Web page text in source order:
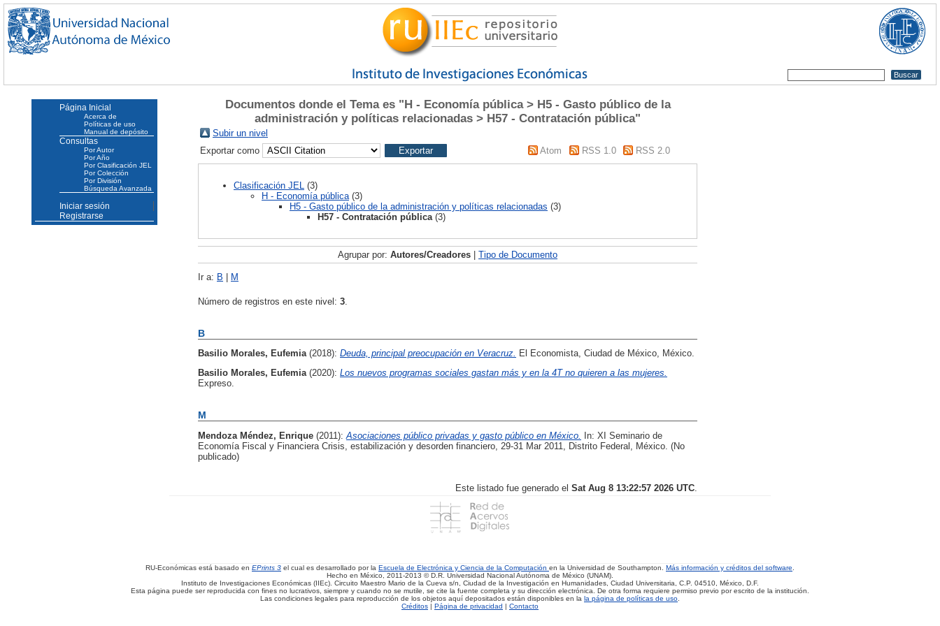
Documentos donde el Tema es "H - Economía pública > H5 - Gasto público de la
administración y políticas relacionadas > H57 - Contratación pública"
Subir un nivel
Exportar como
Atom RSS 1.0 RSS 2.0
Clasificación JEL
(3)
H - Economía pública (3)
H5 - Gasto público de la administración y políticas relacionadas (3)
H57 - Contratación pública (3)
Agrupar por: Autores/Creadores | Tipo de Documento
Ir a: B | M
Número de registros en este nivel: 3
B
Basilio Morales, Eufemia (2018): Deuda, principal preocupación en Veracruz. El Economista, Ciudad de México, México.
Basilio Morales, Eufemia (2020): Los nuevos programas sociales gastan más y en la 4T no quieren a las mujeres.
Expreso.
M
Mendoza Méndez, Enrique (2011): Asociaciones público privadas y gasto público en México.
In: XI Seminario de
Economía Fiscal y Financiera Crisis, estabilización y desorden financiero, 29-31 Mar 2011, Distrito Federal, México. (No
publicado)
Este listado fue generado el Sat Aug 8 13:22:57 2026 UTC
Página Inicial
Acerca de
Políticas de uso
Manual de depósito
Consultas
Por Autor
Por Año
Por Clasificación JEL
Por Colección
Por División
Búsqueda Avanzada
Iniciar sesión
Registrarse
RU-Económicas está basado en EPrints 3 el cual es desarrollado por la Escuela de Electrónica y Ciencia de la Computación en la Universidad de Southampton. Más información y créditos del software
Hecho en México, 2011-2013 © D.R. Universidad Nacional Autónoma de México (UNAM).
Instituto de Investigaciones Económicas (IIEc). Circuito Maestro Mario de la Cueva s/n, Ciudad de la Investigación en Humanidades, Ciudad Universitaria, C.P. 04510, México, D.F.
Esta página puede ser reproducida con fines no lucrativos, siempre y cuando no se mutile, se cite la fuente completa y su dirección electrónica. De otra forma requiere permiso previo por escrito de la institución.
Las condiciones legales para reproducción de los objetos aquí depositados están disponibles en la la página de políticas de uso
Créditos | Página de privacidad | Contacto